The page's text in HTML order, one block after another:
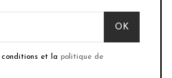
conditions et la politique de